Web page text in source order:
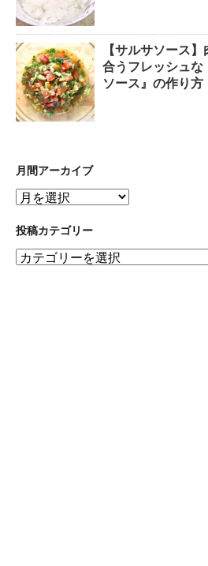
【サルサソース
合うフレッシュな
ソース』の作り方
月間アーカイブ
月
ア
カ
投稿カテゴリー
投